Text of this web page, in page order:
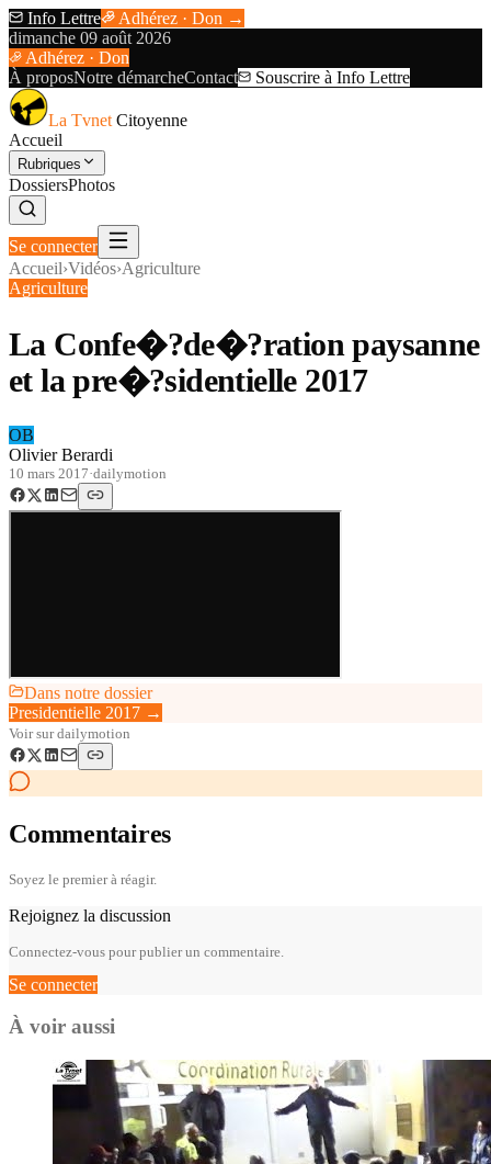
Info Lettre
Adhérez · Don →
dimanche 09 août 2026
Adhérez · Don
À proposNotre démarcheContact Souscrire à Info Lettre
La Tvnet Citoyenne
Accueil
Rubriques
DossiersPhotos
Se connecter
Accueil›Vidéos›Agriculture
Agriculture
La Confe�?de�?ration paysanne
et la pre�?sidentielle 2017
OB
Olivier Berardi
10 mars 2017·dailymotion
Dans notre dossier
Presidentielle 2017 →
Voir surdailymotion
Commentaires
Soyez le premier à réagir.
Rejoignez la discussion
Connectez-vous pour publier un commentaire.
Se connecter
À voir aussi